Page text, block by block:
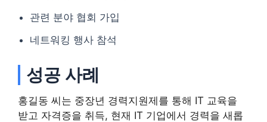
관련 분야 협회 가입
네트워킹 행사 참석
성공 사례
홍길동 씨는 중장년 경력지원제를 통해 IT 교육을
받고 자격증을 취득, 현재 IT 기업에서 경력을 새롭